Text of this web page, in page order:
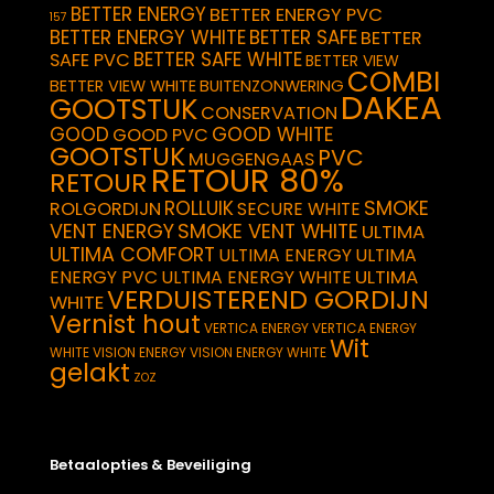
157 BETTER ENERGYBETTER ENERGY PVC
BETTER ENERGY WHITEBETTER SAFEBETTER
SAFE PVC BETTER SAFE WHITEBETTER VIEW
BETTER VIEW WHITEBUITENZONWERING COMBI
GOOTSTUKCONSERVATION DAKEA
GOOD GOOD PVC GOOD WHITE
GOOTSTUKMUGGENGAAS PVC
RETOUR RETOUR 80%
ROLGORDIJN ROLLUIKSECURE WHITE SMOKE
VENT ENERGYSMOKE VENT WHITE ULTIMA
ULTIMA COMFORT ULTIMA ENERGYULTIMA
ENERGY PVC ULTIMA ENERGY WHITE ULTIMA
WHITEVERDUISTEREND GORDIJN
Vernist hout VERTICA ENERGYVERTICA ENERGY
WHITEVISION ENERGYVISION ENERGY WHITEWit
gelakt ZOZ
Betaalopties & Beveiliging